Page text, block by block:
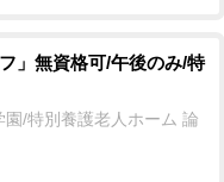
」無資格可/午後のみ/特
/特別養護老人ホーム 論